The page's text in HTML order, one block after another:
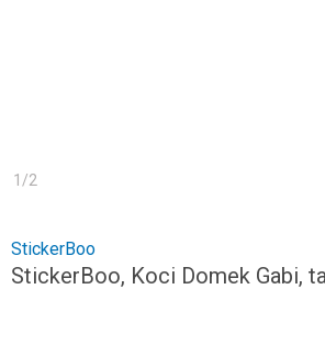
1 /2
StickerBoo
StickerBoo, Koci Domek Gabi,